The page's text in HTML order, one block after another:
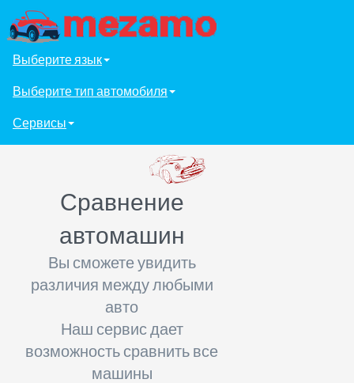
Выберите язык
Выберите тип автомобиля
Сервисы
Сравнение
автомашин
Вы сможете увидить
различия между любыми
авто
Наш сервис дает
возможность сравнить все
машины